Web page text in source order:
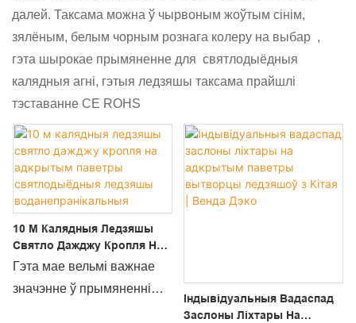
далей. Таксама можна ў чырвоным жоўтым сінім,
зялёным, белым чорным рознага колеру на выбар ,
гэта шырокае прымяненне для святлодыёдныя
калядныя агні, гэтыя ледзяшы таксама прайшлі
тэставанне CE ROHS
10 М Калядныя Ледзяшы
Святло Дажджу Кропля На
Адкрытым Паветры
Воданепранікальныя
Гэта мае вельмі важнае
значэнне ў прымяненні
Індывідуальныя Вадаспад
Заслоны Ліхтары На